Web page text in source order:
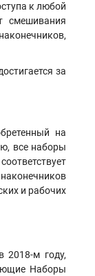
к любой
смешивания
за
на
все наборы
и рабочих
2018-м году,
Наборы